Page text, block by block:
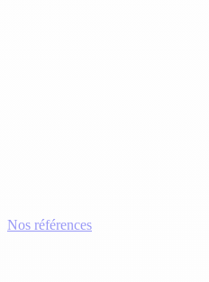
Nos références